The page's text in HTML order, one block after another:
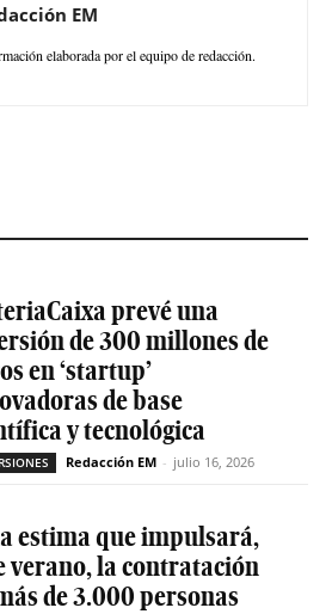
EM
elaborada por el equipo de redacción.
prevé una
de 300 millones de
en ‘startup’
de base
y tecnológica
Redacción EM - julio 16, 2026
estima que impulsará,
verano, la contratación
de 3.000 personas